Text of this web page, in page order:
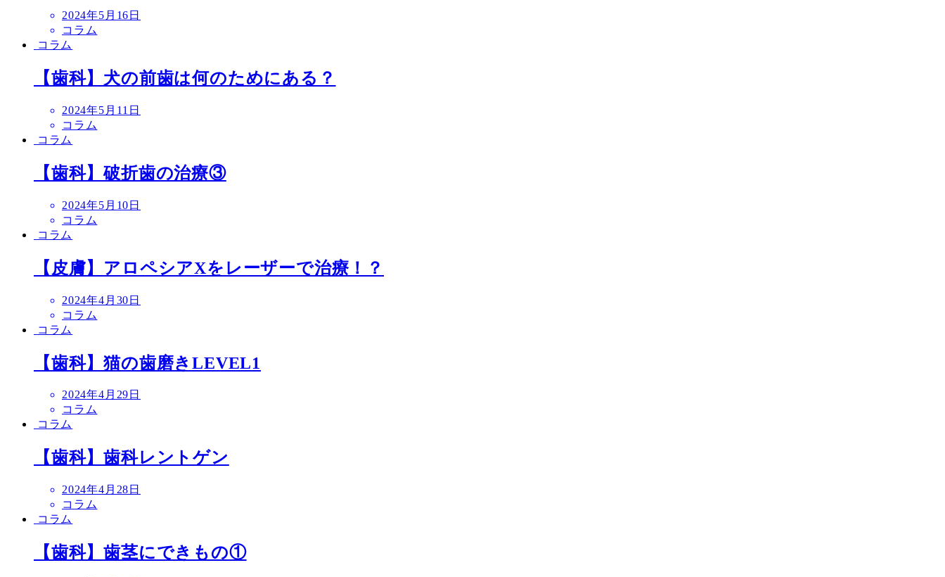
投
稿
日
2024年5月16日
コラム
コラム
【歯科】犬の前歯は何のためにある？
投
稿
日
2024年5月11日
コラム
コラム
【歯科】破折歯の治療③
投
稿
日
2024年5月10日
コラム
コラム
【皮膚】アロペシアXをレーザーで治療！？
投
稿
日
2024年4月30日
コラム
コラム
【歯科】猫の歯磨きLEVEL1
投
稿
日
2024年4月29日
コラム
コラム
【歯科】歯科レントゲン
投
稿
日
2024年4月28日
コラム
コラム
【歯科】歯茎にできもの①